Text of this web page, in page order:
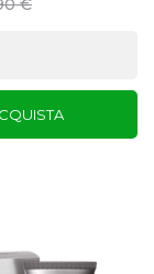
€